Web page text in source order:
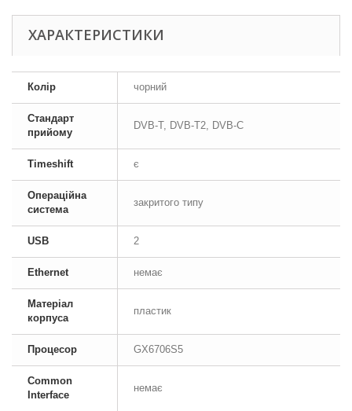
ХАРАКТЕРИСТИКИ
Колір чорний
Стандарт
прийому
DVB-T, DVB-T2, DVB-C
Timeshift є
Операційна
система
закритого типу
USB 2
Ethernet немає
Матеріал
корпуса
пластик
Процесор GX6706S5
Common
Interface
немає